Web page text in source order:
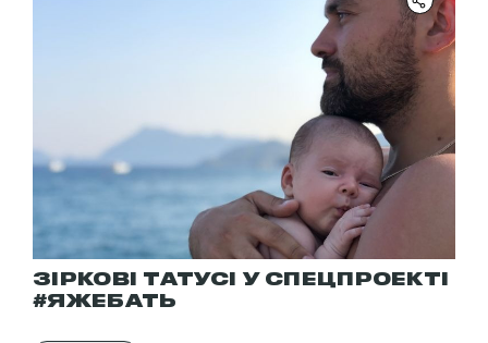
ЗІРКОВІ ТАТУСІ У СПЕЦПРОЕКТІ
#ЯЖЕБАТЬ